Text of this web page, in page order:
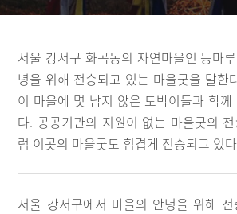
서울 강서구 화곡동의 자연마을인 등마
녕을 위해 전승되고 있는 마을굿을 말한
이 마을에 몇 남지 않은 토박이들과 함
다. 공공기관의 지원이 없는 마을굿의
럼 이곳의 마을굿도 힘겹게 전승되고 있
서울 강서구에서 마을의 안녕을 위해